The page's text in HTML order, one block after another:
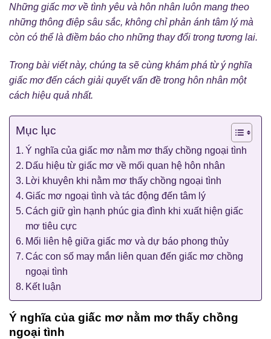
Những giấc mơ về tình yêu và hôn nhân luôn mang theo
những thông điệp sâu sắc, không chỉ phản ánh tâm lý mà
còn có thể là điềm báo cho những thay đổi trong tương lai.
Trong bài viết này, chúng ta sẽ cùng khám phá từ ý nghĩa
giấc mơ đến cách giải quyết vấn đề trong hôn nhân một
cách hiệu quả nhất.
Mục lục
Ý nghĩa của giấc mơ nằm mơ thấy chồng ngoại tình
Dấu hiệu từ giấc mơ về mối quan hệ hôn nhân
Lời khuyên khi nằm mơ thấy chồng ngoại tình
Giấc mơ ngoại tình và tác động đến tâm lý
Cách giữ gìn hạnh phúc gia đình khi xuất hiện giấc
mơ tiêu cực
Mối liên hệ giữa giấc mơ và dự báo phong thủy
Các con số may mắn liên quan đến giấc mơ chồng
ngoại tình
Kết luận
Ý nghĩa của giấc mơ nằm mơ thấy chồng
ngoại tình